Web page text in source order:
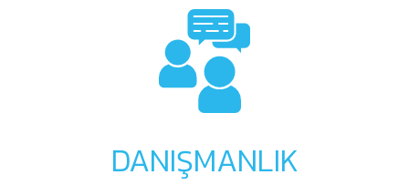
DANIŞMANLIK